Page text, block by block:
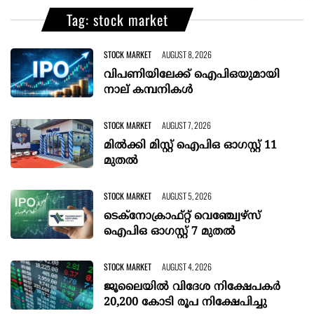
Tag: stock market
STOCK MARKET AUGUST 8, 2026
വിപണിയിലേക്ക് ഐപിഒയുമായി
നാല് കമ്പനികൾ
STOCK MARKET AUGUST 7, 2026
മില്‍ക്കി മിസ്റ്റ്‌ ഐപിഒ ഓഗസ്റ്റ്‌ 11
മുതല്‍
STOCK MARKET AUGUST 5, 2026
ടെക്‌നോക്രാഫ്‌റ്റ്‌ വെഞ്ച്വേഴ്‌സ്‌
ഐപിഒ ഓഗസ്റ്റ്‌ 7 മുതല്‍
STOCK MARKET AUGUST 4, 2026
ജൂലൈയില്‍ വിദേശ നിക്ഷേപകര്‍
20,200 കോടി രൂപ നിക്ഷേപിച്ചു